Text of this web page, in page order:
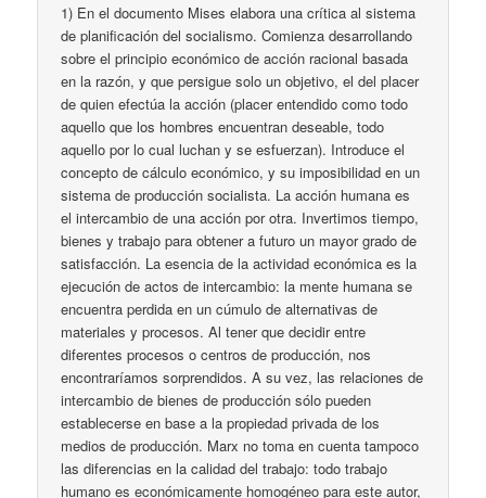
1) En el documento Mises elabora una crítica al sistema
de planificación del socialismo. Comienza desarrollando
sobre el principio económico de acción racional basada
en la razón, y que persigue solo un objetivo, el del placer
de quien efectúa la acción (placer entendido como todo
aquello que los hombres encuentran deseable, todo
aquello por lo cual luchan y se esfuerzan). Introduce el
concepto de cálculo económico, y su imposibilidad en un
sistema de producción socialista. La acción humana es
el intercambio de una acción por otra. Invertimos tiempo,
bienes y trabajo para obtener a futuro un mayor grado de
satisfacción. La esencia de la actividad económica es la
ejecución de actos de intercambio: la mente humana se
encuentra perdida en un cúmulo de alternativas de
materiales y procesos. Al tener que decidir entre
diferentes procesos o centros de producción, nos
encontraríamos sorprendidos. A su vez, las relaciones de
intercambio de bienes de producción sólo pueden
establecerse en base a la propiedad privada de los
medios de producción. Marx no toma en cuenta tampoco
las diferencias en la calidad del trabajo: todo trabajo
humano es económicamente homogéneo para este autor,